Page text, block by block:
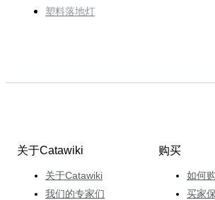
塑料落地灯
关于Catawiki
关于Catawiki
我们的专家们
购买
如何
买家